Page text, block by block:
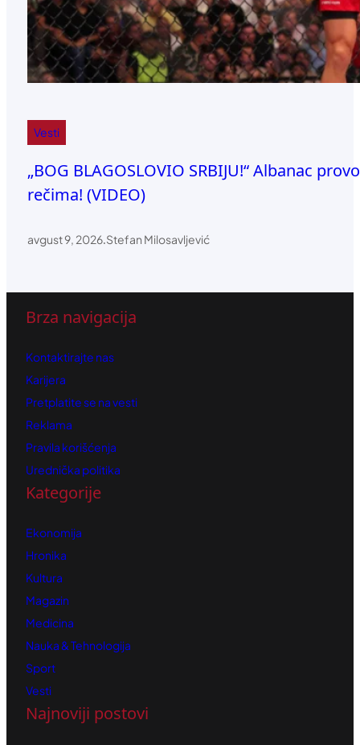
Vesti
„BOG BLAGOSLOVIO SRBIJU!“ Albanac
rečima! (VIDEO)
avgust 9, 2026.Stefan Milosavljević
Brza navigacija
Kontaktirajte nas
Karijera
Pretplatite se na vesti
Reklama
Pravila korišćenja
Urednička politika
Kategorije
Ekonomija
Hronika
Kultura
Magazin
Medicina
Nauka & Tehnologija
Sport
Vesti
Najnoviji postovi